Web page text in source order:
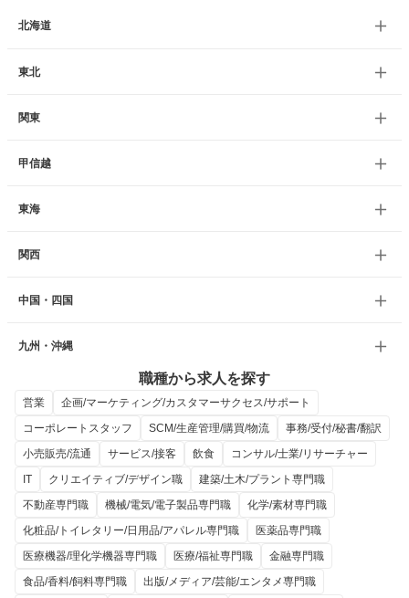
北海道
東北
関東
甲信越
東海
関西
中国・四国
九州・沖縄
職種から求人を探す
営業
企画/マーケティング/カスタマーサクセス/サポート
コーポレートスタッフ
SCM/生産管理/購買/物流
事務/受付/秘書/翻訳
小売販売/流通
サービス/接客 飲食
コンサル/士業/リサーチャー
IT
クリエイティブ/デザイン職
建築/土木/プラント専門職
不動産専門職
機械/電気/電子製品専門職
化学/素材専門職
化粧品/トイレタリー/日用品/アパレル専門職
医薬品専門職
医療機器/理化学機器専門職
医療/福祉専門職
金融専門職
食品/香料/飼料専門職
出版/メディア/芸能/エンタメ専門職